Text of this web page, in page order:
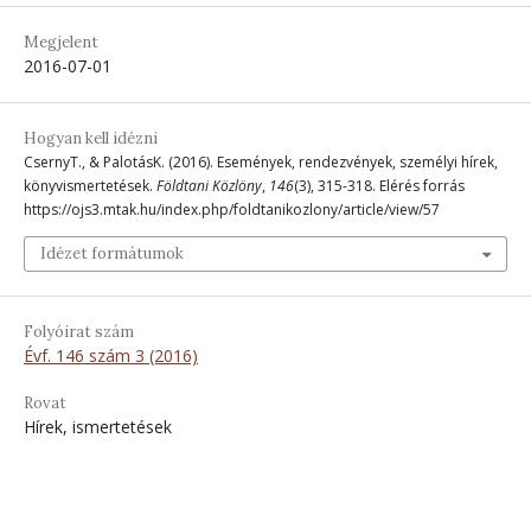
Megjelent
2016-07-01
Hogyan kell idézni
CsernyT., & PalotásK. (2016). Események, rendezvények, személyi hírek,
könyvismertetések. Földtani Közlöny, 146(3), 315-318. Elérés forrás
https://ojs3.mtak.hu/index.php/foldtanikozlony/article/view/57
Idézet formátumok
Folyóirat szám
Évf. 146 szám 3 (2016)
Rovat
Hírek, ismertetések